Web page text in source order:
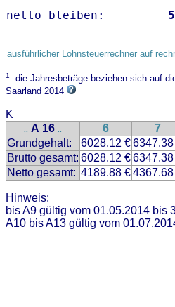
netto bleiben:
ausführlicher Lohnsteuerrechner auf
1: die Jahresbeträge beziehen sich auf
Saarland 2014
K
.. A 16 .. 6 7
Grundgehalt:
6028.12 €
Brutto gesamt: 6028.12 €
Netto gesamt: 4189.88 €
Hinweis:
bis A9 gültig vom 01.05.2014 bis
A10 bis A13 gültig vom